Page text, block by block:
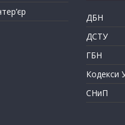
ДБН
ДСТУ
ГБН
Кодекси
СНиП